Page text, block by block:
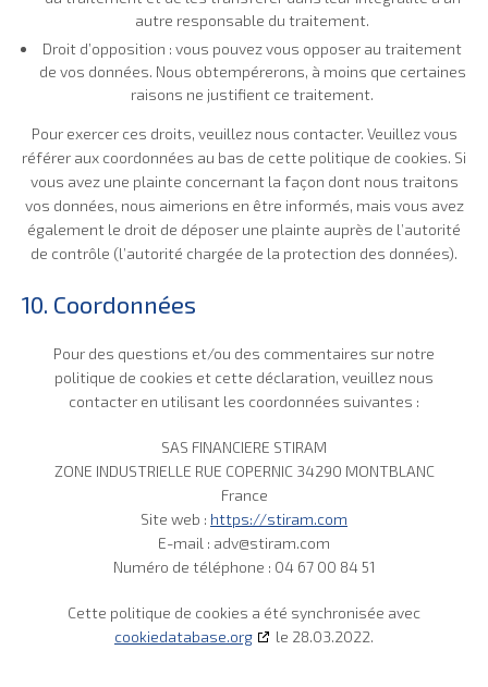
autre responsable du traitement.
Droit d’opposition : vous pouvez vous opposer au traitement
de vos données. Nous obtempérerons, à moins que certaines
raisons ne justifient ce traitement.
Pour exercer ces droits, veuillez nous contacter. Veuillez vous
référer aux coordonnées au bas de cette politique de cookies. Si
vous avez une plainte concernant la façon dont nous traitons
vos données, nous aimerions en être informés, mais vous avez
également le droit de déposer une plainte auprès de l’autorité
de contrôle (l’autorité chargée de la protection des données).
10. Coordonnées
Pour des questions et/ou des commentaires sur notre
politique de cookies et cette déclaration, veuillez nous
contacter en utilisant les coordonnées suivantes :
SAS FINANCIERE STIRAM
ZONE INDUSTRIELLE RUE COPERNIC 34290 MONTBLANC
France
Site web : https://stiram.com
E-mail : adv@stiram.com
Numéro de téléphone : 04 67 00 84 51
Cette politique de cookies a été synchronisée avec
cookiedatabase.org
le 28.03.2022.